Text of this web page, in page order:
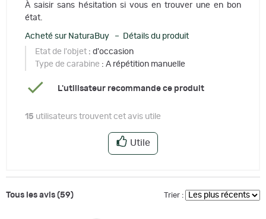
À saisir sans hésitation si vous en trouver une en bon
état.
Acheté sur NaturaBuy – Détails du produit
Etat de l'objet : d'occasion
Type de carabine : A répétition manuelle
L'utilisateur recommande ce produit
15 utilisateurs trouvent cet avis utile
Utile
Tous les avis (59) Trier :